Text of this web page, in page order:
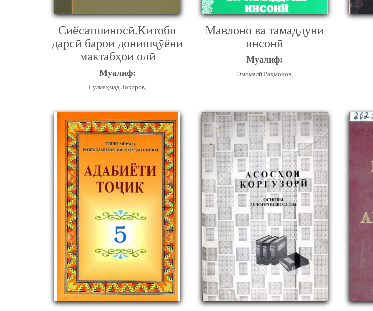
Сиёсатшиносӣ.Китоби
дарсӣ барои донишҷӯёни
мактабҳои олӣ
Муалиф:
Гулмаҳмад Зокиров,
Мавлоно ва тамаддуни
инсонӣ
Муалиф:
Эмомалӣ Раҳмонов,